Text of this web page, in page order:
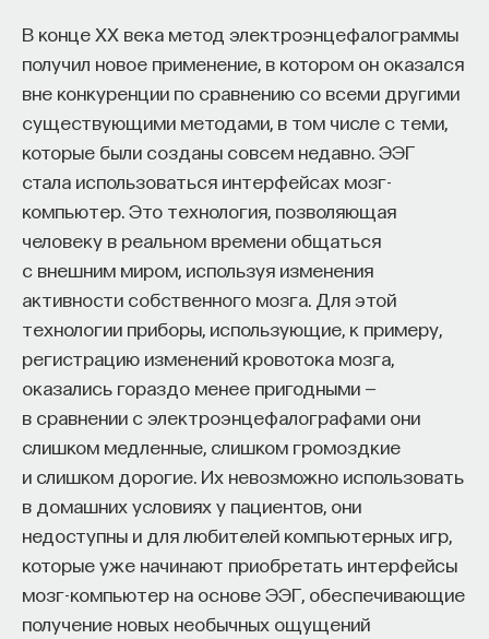
В конце XX века метод электроэнцефалограммы
получил новое применение, в котором он оказался
вне конкуренции по сравнению со всеми другими
существующими методами, в том числе с теми,
которые были созданы совсем недавно. ЭЭГ
стала использоваться интерфейсах мозг-
компьютер. Это технология, позволяющая
человеку в реальном времени общаться
с внешним миром, используя изменения
активности собственного мозга. Для этой
технологии приборы, использующие, к примеру,
регистрацию изменений кровотока мозга,
оказались гораздо менее пригодными —
в сравнении с электроэнцефалографами они
слишком медленные, слишком громоздкие
и слишком дорогие. Их невозможно использовать
в домашних условиях у пациентов, они
недоступны и для любителей компьютерных игр,
которые уже начинают приобретать интерфейсы
мозг-компьютер на основе ЭЭГ, обеспечивающие
получение новых необычных ощущений
ИИ полезен не как костыль, а как
сложный собеседник
«Мы не наказываем студентов за использование
ИИ, потому что сам факт его использования еще
ничего не объясняет. Важно не то, что студент
обратился к ИИ, а то, как именно он это делает.
ресурс или способ сэкономить усилия, студенты
чаще всего лишь снижают когнитивную
нагрузку — а университет вообще не для этого
самые разные задачи и переносят в эту
Но если использовать ИИ как сложного
основания, спорить и продумывать собственную
позицию, тогда студент действительно
продвигается. Решающее значение имеет
не объем общения и не тип задания, а характер